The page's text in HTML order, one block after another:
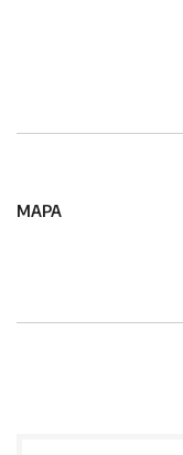
MAPA